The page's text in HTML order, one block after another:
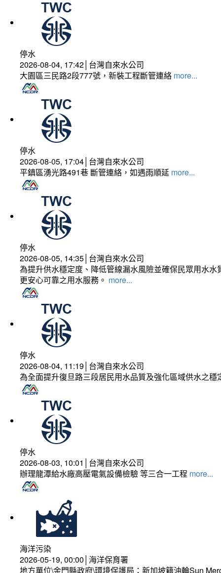
停水
2026-08-04, 17:42│台灣自來水公司
大園區三民路2段777號，新裝工程斷管連絡 more...
停水
2026-08-05, 17:04│台灣自來水公司
平鎮區湧光路491巷 斷管連絡，如遇雨順延 more...
停水
2026-08-05, 14:35│台灣自來水公司
為提升供水穩定度、降低管線漏水風險並確保民眾用水
更安心可靠之用水服務。 more...
停水
2026-08-04, 11:19│台灣自來水公司
為全面提升復旦路三段居民用水品質及強化區域供水之
停水
2026-08-03, 10:01│台灣自來水公司
辦理龍潭給水廠高壓電氣設備檢驗 等三合一工程 more...
海洋污染
2026-05-19, 00:00│海洋保育署
地方單位\金門縣政府\環境保護局：新加坡籍油輪Sun